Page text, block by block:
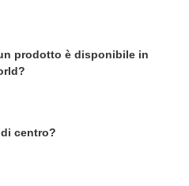
prodotto è disponibile in
centro?